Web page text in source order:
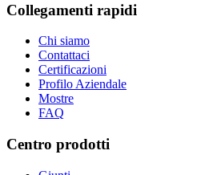
Collegamenti rapidi
Chi siamo
Contattaci
Certificazioni
Profilo Aziendale
Mostre
FAQ
Centro prodotti